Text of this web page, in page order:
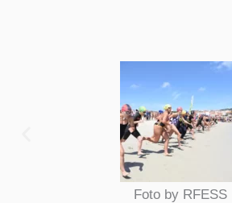
Foto by RFESS